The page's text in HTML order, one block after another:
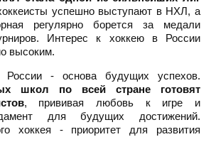
успешно выступают в НХЛ, а
регулярно борется за медали
Интерес к хоккею в России
высоким.
России - основа будущих успехов.
школ по всей стране готовят
, прививая любовь к игре и
для будущих достижений.
хоккея - приоритет для развития